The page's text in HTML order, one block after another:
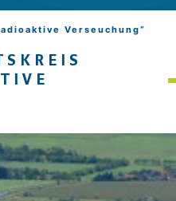
Verseuchung“